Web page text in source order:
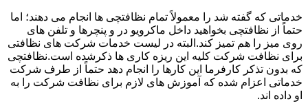
خدماتی که گفته شد را معمولاً تمام نظافتچی ها انجام می دهند؛ اما
حتماً از نظافتچی بخواهید داخل ماکرویو در و پنچرها و تلفن های
روی میز را هم تمیز کند.البته در لیست خدمات شرکت های نظافتی
برای نظافت شرکت کلیه این ریزه کاری ها ذکرشده است.نظافتچی
که بدون تذکر کارفرما این کارها را انجام دهد حتماً از طرف شرکت
خدماتی اعزام شده که آموزش های لازم برای نظافت شرکت را به
او داده اند.